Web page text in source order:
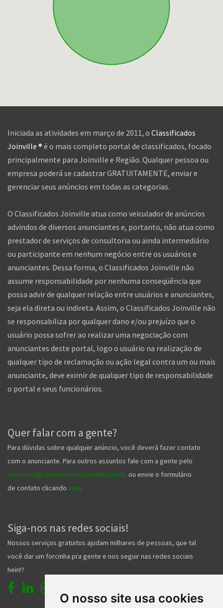
O nosso site usa cookies
Iniciada as atividades em março de 2011, o Classificados
Joinville ® é o mais completo portal de classificados, focado
principalmente para Joinville e Região. Qualquer pessoa ou
empresa poderá se cadastrar GRATUITAMENTE, enviar e
gerenciar seus anúncios em todas as categorias.
O Classificados Joinville atua como veiculador de anúncios
advindos de diversos anunciantes e, portanto, não atua como
prestador de serviços de consultoria ou ainda intermediário
ou participante em nenhum negócio entre os usuários e
anunciantes. Dessa forma, o Classificados Joinville não
assume responsabilidade por nenhuma conseqüência que
possa advir de qualquer relação entre usuários e anunciantes,
seja ela direta ou indireta. Assim, o Classificados Joinville não
se responsabiliza por qualquer dano e/ou prejuízo que o
usuário possa sofrer ao realizar uma negociação com
anunciantes deste portal, logo o usuário na realização de
qualquer tipo de reclamação ou ação legal contra um ou mais
anunciante, deve eximir de qualquer tipo de responsabilidade
o portal e seus funcionários.
Quer falar com a gente?
Para dúvidas sobre qualquer anúncio, você deverá fazer contato
com o anunciante. Para outros assuntos fale com a gente pelo
comercial@classificadosjoinville.com.br ou envie o formulário
de contato clicando aqui.
Siga-nos nas redes sociais!
Nossos serviços gratuitos ajudam milhares de pessoas, que tal
você dar um forcinha pra gente e nos seguir nas redes sociais
hein!?